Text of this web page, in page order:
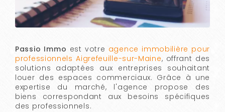
Passio Immo est votre agence immobilière pour
professionnels Aigrefeuille-sur-Maine, offrant des
solutions adaptées aux entreprises souhaitant
louer des espaces commerciaux. Grâce à une
expertise du marché, l'agence propose des
biens correspondant aux besoins spécifiques
des professionnels.